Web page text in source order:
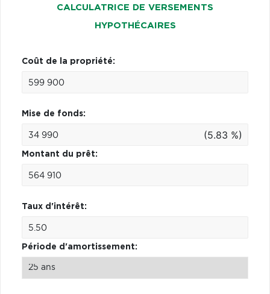
CALCULATRICE DE VERSEMENTS
HYPOTHÉCAIRES
Coût de la propriété:
Mise de fonds:
(5.83 %)
Montant du prêt:
Taux d'intérêt:
Période d'amortissement: